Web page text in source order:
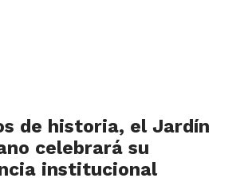
de historia, el Jardín
celebrará su
institucional